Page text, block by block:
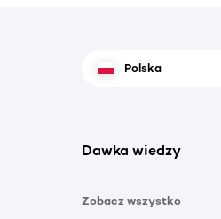
Polska
Dawka wiedzy
Zobacz wszystko